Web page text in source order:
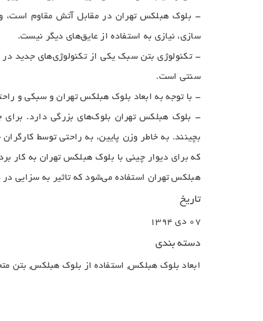
- بلوک هبلکس تهران در مقابل آتش مقاوم است،
سازی، نیازی به استفاده از عایق‌های دیگر نیست.
- تکنولوژی بتن سبک یکی از تکنولوژی‌های جدید
سنتی است.
- با توجه به ابعاد بلوک هبلکس تهران و سبکی و راحتی
- بلوک هبلکس تهران بلوک‌های بزرگی دارد. برای
بچینند. به خاطر وزن پایین، به راحتی توسط
هبلکس تهران استفاده می‌شود که تاثیر به سزایی
تاریخ
07 دی 1394
دسته بندی
ابعاد بلوک هبلکس, استفاده از بلوک هبلکس,